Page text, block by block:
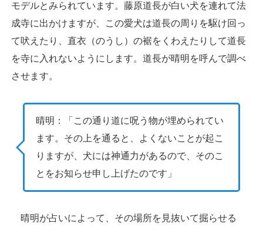
モデルとみられています。藤原道長が白い犬を連れて法
成寺に出かけますが、この愛犬は道長の周りを駆け回っ
て吠えたり、直衣（のうし）の裾をくわえたりして道長
を寺に入れないようにします。道長が晴明を呼んで調べ
させます。
晴明：「この通り道に呪う物が埋められてい
ます。その上を通ると、よくないことが起こ
りますが、犬には神通力があるので、そのこ
とをお知らせ申し上げたのです」
晴明が占いによって、その場所を見抜いて掘らせる